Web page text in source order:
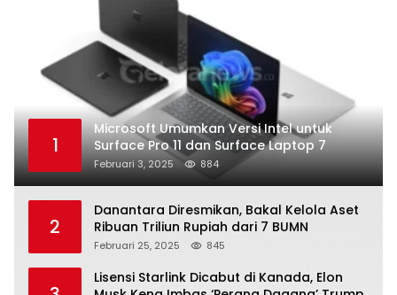
1
Microsoft Umumkan Versi Intel untuk
Surface Pro 11 dan Surface Laptop 7
Februari 3, 2025 884
2
Danantara Diresmikan, Bakal Kelola Aset
Ribuan Triliun Rupiah dari 7 BUMN
Februari 25, 2025 845
Lisensi Starlink Dicabut di Kanada, Elon